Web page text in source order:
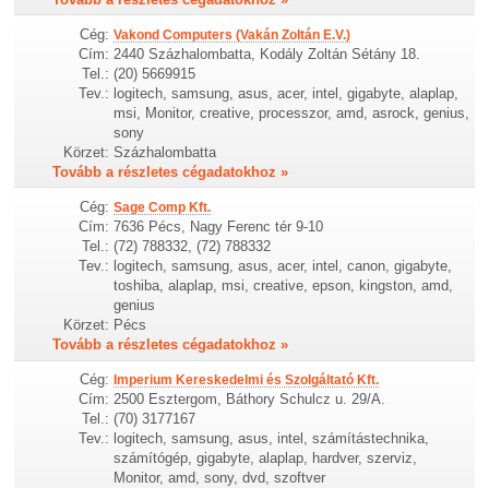
Cég: Vakond Computers (Vakán Zoltán E.V.)
Cím: 2440 Százhalombatta, Kodály Zoltán Sétány 18.
Tel.: (20) 5669915
Tev.: logitech, samsung, asus, acer, intel, gigabyte, alaplap,
msi, Monitor, creative, processzor, amd, asrock, genius,
sony
Körzet: Százhalombatta
Tovább a részletes cégadatokhoz »
Cég: Sage Comp Kft.
Cím: 7636 Pécs, Nagy Ferenc tér 9-10
Tel.: (72) 788332, (72) 788332
Tev.: logitech, samsung, asus, acer, intel, canon, gigabyte,
toshiba, alaplap, msi, creative, epson, kingston, amd,
genius
Körzet: Pécs
Tovább a részletes cégadatokhoz »
Cég: Imperium Kereskedelmi és Szolgáltató Kft.
Cím: 2500 Esztergom, Báthory Schulcz u. 29/A.
Tel.: (70) 3177167
Tev.: logitech, samsung, asus, intel, számítástechnika,
számítógép, gigabyte, alaplap, hardver, szerviz,
Monitor, amd, sony, dvd, szoftver